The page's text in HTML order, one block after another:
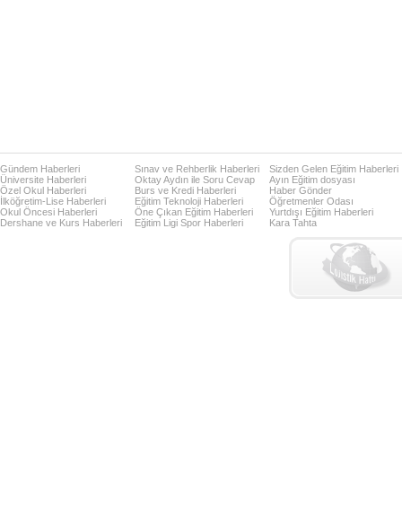
Gündem Haberleri
Üniversite Haberleri
Özel Okul Haberleri
İlköğretim-Lise Haberleri
Okul Öncesi Haberleri
Dershane ve Kurs Haberleri
Sınav ve Rehberlik Haberleri
Oktay Aydın ile Soru Cevap
Burs ve Kredi Haberleri
Eğitim Teknoloji Haberleri
Öne Çıkan Eğitim Haberleri
Eğitim Ligi Spor Haberleri
Sizden Gelen Eğitim Haberleri
Ayın Eğitim dosyası
Haber Gönder
Öğretmenler Odası
Yurtdışı Eğitim Haberleri
Kara Tahta